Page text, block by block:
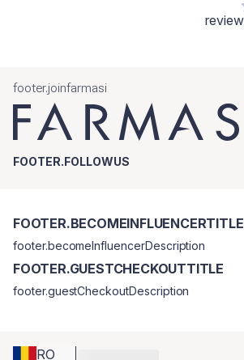
footer.joinfarmasi
FOOTER.FOLLOWUS
RO
FOOTER.BECOMEINFLUENCERTITLE
footer.becomeInfluencerDescription
FOOTER.GUESTCHECKOUTTITLE
footer.guestCheckoutDescription